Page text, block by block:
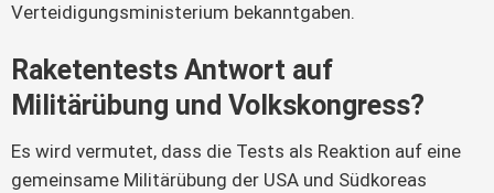
Verteidigungsministerium bekanntgaben.
Raketentests Antwort auf
Militärübung und Volkskongress?
Es wird vermutet, dass die Tests als Reaktion auf eine
gemeinsame Militärübung der USA und Südkoreas